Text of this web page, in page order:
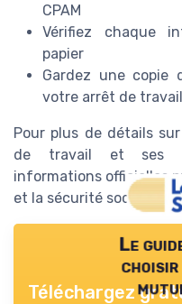
CPAM
Vérifiez chaque
papier
Gardez une copie
votre arrêt de travail
Pour plus de détails
de travail et ses
informations officielles
et la sécurité sociale.
Le
Téléchargez